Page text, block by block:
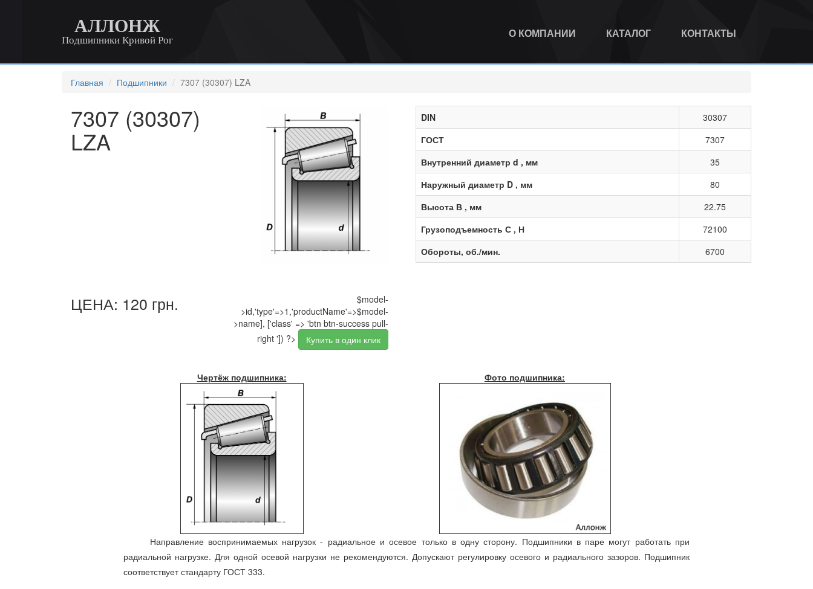
АЛЛОНЖ
Подшипники Кривой Рог
О КОМПАНИИ КАТАЛОГ КОНТАКТЫ
Главная Подшипники 7307 (30307) LZA
7307 (30307)
LZA
ЦЕНА: 120 грн.
$model-
>id,'type'=>1,'productName'=>$model-
>name], ['class' => 'btn btn-success pull-
right ']) ?>
Купить в один клик
DIN
30307
ГОСТ
7307
Внутренний диаметр d , мм
35
Наружный диаметр D , мм
80
Высота В , мм
22.75
Грузоподъемность С , Н
72100
Обороты, об./мин.
6700
Чертёж подшипника: Фото подшипника:
Направление воспринимаемых нагрузок - радиальное и осевое только в одну сторону. Подшипники в паре могут работать при
радиальной нагрузке. Для одной осевой нагрузки не рекомендуются. Допускают регулировку осевого и радиального зазоров. Подшипник
соответствует стандарту ГОСТ 333.